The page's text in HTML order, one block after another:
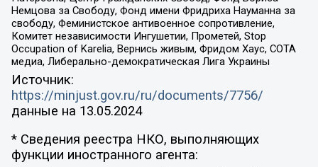
Немцова за Свободу, Фонд имени Фридриха Науманна за
свободу, Феминистское антивоенное сопротивление,
Комитет независимости Ингушетии, Прометей, Stop
Occupation of Karelia, Вернись живым, Фридом Хаус, СОТА
медиа, Либерально-демократическая Лига Украины
Источник:
https://minjust.gov.ru/ru/documents/7756/
данные на 13.05.2024
* Сведения реестра НКО, выполняющих
функции иностранного агента: